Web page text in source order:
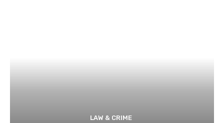
LAW & CRIME